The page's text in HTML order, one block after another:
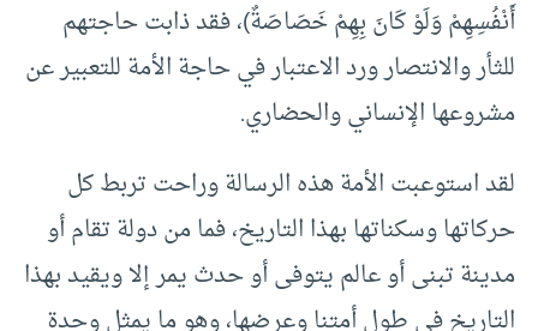
أَنْفُسِهِمْ وَلَوْ كَانَ بِهِمْ خَصَاصَةٌ)، فقد ذابت حاجتهم
للثأر والانتصار ورد الاعتبار في حاجة الأمة للتعبير عن
مشروعها الإنساني والحضاري.
لقد استوعبت الأمة هذه الرسالة وراحت تربط كل
حركاتها وسكناتها بهذا التاريخ، فما من دولة تقام أو
مدينة تبنى أو عالم يتوفى أو حدث يمر إلا ويقيد بهذا
التاريخ في طول أمتنا وعرضها، وهو ما يمثل وحدة